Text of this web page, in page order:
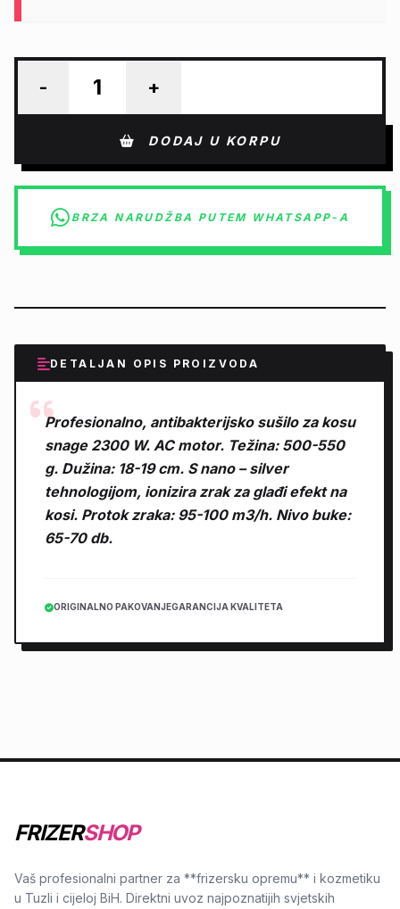
- +
DODAJ U KORPU
BRZA NARUDŽBA PUTEM WHATSAPP-A
DETALJAN OPIS PROIZVODA
Profesionalno, antibakterijsko sušilo za kosu
snage 2300 W. AC motor. Težina: 500-550
g. Dužina: 18-19 cm. S nano – silver
tehnologijom, ionizira zrak za glađi efekt na
kosi. Protok zraka: 95-100 m3/h. Nivo buke:
65-70 db.
ORIGINALNO PAKOVANJEGARANCIJA KVALITETA
FRIZERSHOP
Vaš profesionalni partner za **frizersku opremu** i kozmetiku
u Tuzli i cijeloj BiH. Direktni uvoz najpoznatijih svjetskih